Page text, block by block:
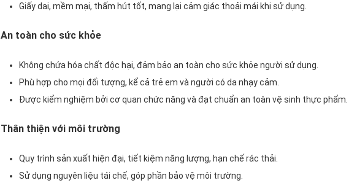
Giấy dai, mềm mại, thấm hút tốt, mang lại cảm giác thoải mái khi sử dụng.
An toàn cho sức khỏe
Không chứa hóa chất độc hại, đảm bảo an toàn cho sức khỏe người sử dụng.
Phù hợp cho mọi đối tượng, kể cả trẻ em và người có da nhạy cảm.
Được kiểm nghiệm bởi cơ quan chức năng và đạt chuẩn an toàn vệ sinh thực phẩm.
Thân thiện với môi trường
Quy trình sản xuất hiện đại, tiết kiệm năng lượng, hạn chế rác thải.
Sử dụng nguyên liệu tái chế, góp phần bảo vệ môi trường.